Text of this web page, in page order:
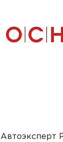
Автоэксперт